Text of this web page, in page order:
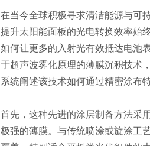
在当今全球积极寻求清洁能源与可
提升太阳能面板的光电转换效率始
如何让更多的入射光有效抵达电池
于超声波雾化原理的薄膜沉积技术
系统阐述该技术如何通过精密涂布
首先，这种先进的涂层制备方法采
极强的薄膜。与传统喷涂或旋涂工